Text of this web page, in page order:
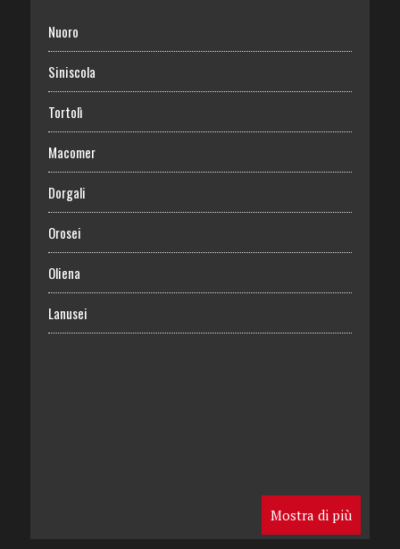
Nuoro
Siniscola
Tortolì
Macomer
Dorgali
Orosei
Oliena
Lanusei
Mostra di più